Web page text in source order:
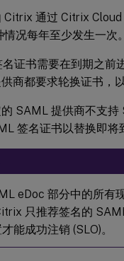
Citrix 通过 Citrix
况每年至少发生一次。
证书需要在到期之前
商都要求轮换证书，
SAML 提供商不支
签名证书以替换即将
eDoc 部分中的所有
只推荐签名的
能成功注销 (SLO)。